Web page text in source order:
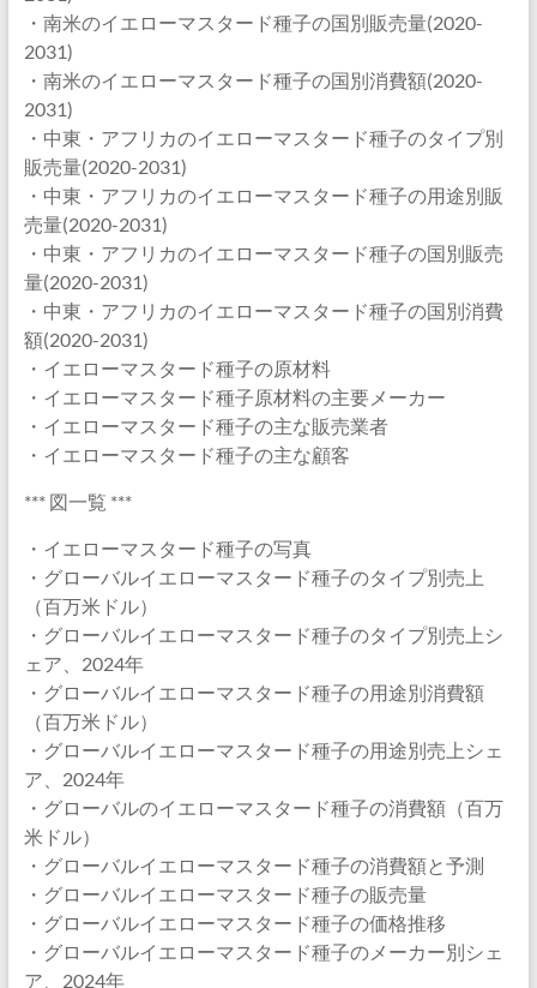
・南米のイエローマスタード種子の国別販売量(2020-
2031)
・南米のイエローマスタード種子の国別消費額(2020-
2031)
・中東・アフリカのイエローマスタード種子のタイプ別
販売量(2020-2031)
・中東・アフリカのイエローマスタード種子の用途別販
売量(2020-2031)
・中東・アフリカのイエローマスタード種子の国別販売
量(2020-2031)
・中東・アフリカのイエローマスタード種子の国別消費
額(2020-2031)
・イエローマスタード種子の原材料
・イエローマスタード種子原材料の主要メーカー
・イエローマスタード種子の主な販売業者
・イエローマスタード種子の主な顧客
*** 図一覧 ***
・イエローマスタード種子の写真
・グローバルイエローマスタード種子のタイプ別売上
（百万米ドル）
・グローバルイエローマスタード種子のタイプ別売上シ
ェア、2024年
・グローバルイエローマスタード種子の用途別消費額
（百万米ドル）
・グローバルイエローマスタード種子の用途別売上シェ
ア、2024年
・グローバルのイエローマスタード種子の消費額（百万
米ドル）
・グローバルイエローマスタード種子の消費額と予測
・グローバルイエローマスタード種子の販売量
・グローバルイエローマスタード種子の価格推移
・グローバルイエローマスタード種子のメーカー別シェ
ア、2024年